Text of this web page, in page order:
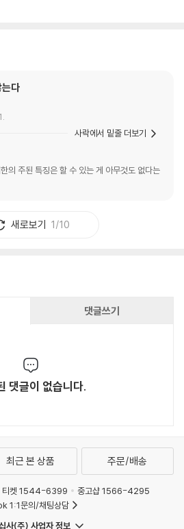
다
의 주된 특징은 할 수 있는 게 아무것도 없다는
사락에서 밑줄 더보기
새로보기 1/10
댓글쓰기
댓글이 없습니다.
최근 본 상품 주문/배송
티켓 1544-6399
중고샵 1566-4295
1:1문의/채팅상담
사(주) 사업자 정보